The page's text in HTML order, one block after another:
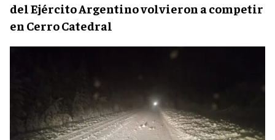
del Ejército Argentino volvieron a competir
en Cerro Catedral